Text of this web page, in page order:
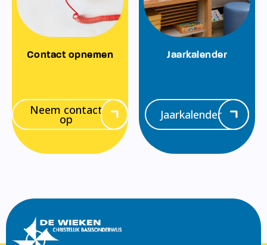
Contact opnemen
Neem contact
op
Jaarkalender
Jaarkalender